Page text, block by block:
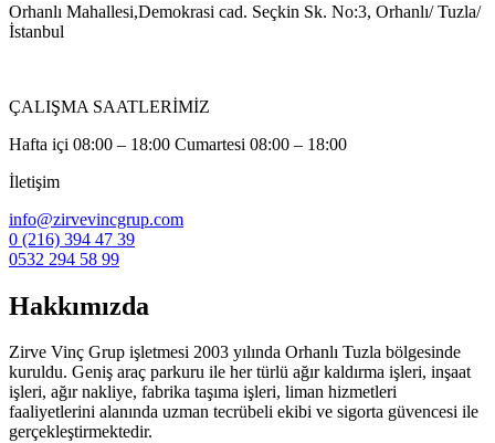
Orhanlı Mahallesi,Demokrasi cad. Seçkin Sk. No:3, Orhanlı/ Tuzla/
İstanbul
ÇALIŞMA SAATLERİMİZ
Hafta içi 08:00 – 18:00 Cumartesi 08:00 – 18:00
İletişim
info@zirvevincgrup.com
0 (216) 394 47 39
0532 294 58 99
Hakkımızda
Zirve Vinç Grup işletmesi 2003 yılında Orhanlı Tuzla bölgesinde
kuruldu. Geniş araç parkuru ile her türlü ağır kaldırma işleri, inşaat
işleri, ağır nakliye, fabrika taşıma işleri, liman hizmetleri
faaliyetlerini alanında uzman tecrübeli ekibi ve sigorta güvencesi ile
gerçekleştirmektedir.